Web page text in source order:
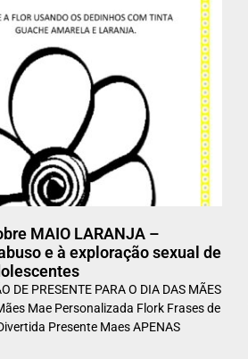
MAIO LARANJA –
e à exploração sexual de
DE PRESENTE PARA O DIA DAS MÃES
Mae Personalizada Flork Frases de
Presente Maes APENAS